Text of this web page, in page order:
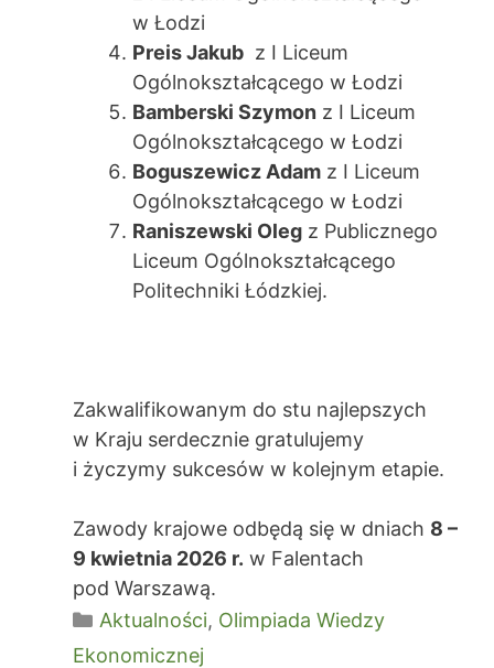
w Łodzi
Preis Jakub z I Liceum
Ogólnokształcącego w Łodzi
Bamberski Szymon z I Liceum
Ogólnokształcącego w Łodzi
Boguszewicz Adam z I Liceum
Ogólnokształcącego w Łodzi
Raniszewski Oleg z Publicznego
Liceum Ogólnokształcącego
Politechniki Łódzkiej.
Zakwalifikowanym do stu najlepszych
w Kraju serdecznie gratulujemy
i życzymy sukcesów w kolejnym etapie.
Zawody krajowe odbędą się w dniach 8 –
9 kwietnia 2026 r. w Falentach
pod Warszawą.
Kategorie
Aktualności, Olimpiada Wiedzy
Ekonomicznej